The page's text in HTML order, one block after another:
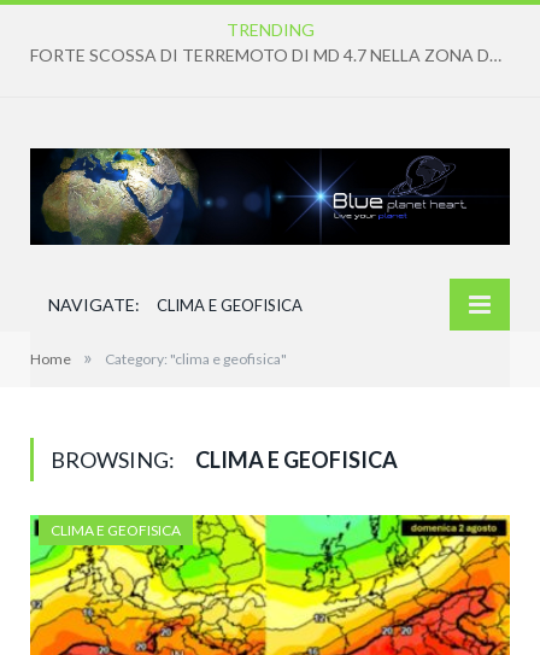
TRENDING
IN ARRIVO CONDIZIONI DI CALDO ANOMALO DIFFUSO E PERSISTENTE
NAVIGATE: CLIMA E GEOFISICA
Home » Category: "clima e geofisica"
BROWSING: CLIMA E GEOFISICA
CLIMA E GEOFISICA